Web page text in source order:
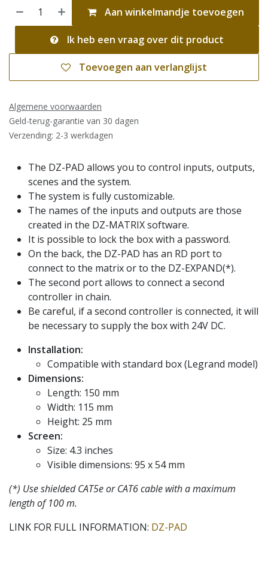
Aan winkelmandje toevoegen
Ik heb een vraag over dit product
Toevoegen aan verlanglijst
Algemene voorwaarden
Geld-terug-garantie van 30 dagen
Verzending: 2-3 werkdagen
The DZ-PAD allows you to control inputs, outputs,
scenes and the system.
The system is fully customizable.
The names of the inputs and outputs are those
created in the DZ-MATRIX software.
It is possible to lock the box with a password.
On the back, the DZ-PAD has an RD port to
connect to the matrix or to the DZ-EXPAND(*).
The second port allows to connect a second
controller in chain.
Be careful, if a second controller is connected, it will
be necessary to supply the box with 24V DC.
Installation:
Compatible with standard box (Legrand model)
Dimensions:
Length: 150 mm
Width: 115 mm
Height: 25 mm
Screen:
Size: 4.3 inches
Visible dimensions: 95 x 54 mm
(*) Use shielded CAT5e or CAT6 cable with a maximum
length of 100 m.
LINK FOR FULL INFORMATION: DZ-PAD